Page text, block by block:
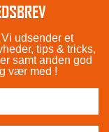
udsender et
tips & tricks,
samt anden god
vær med !